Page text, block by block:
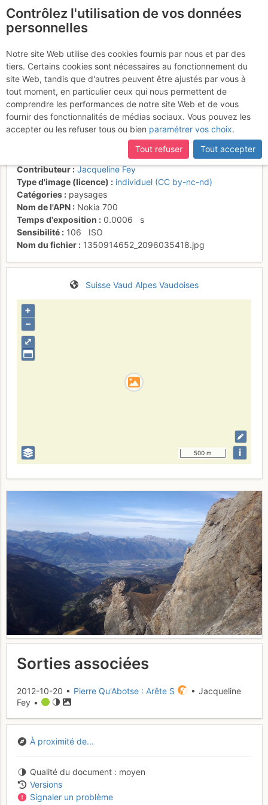
Vue sur l'arête W de
Pierre qu'Abotse et la
plaine
20 oct. 2012 13:09
Contributeur
Jacqueline Fey
Type d'image (licence)
individuel (CC by-nc-nd)
Catégories
paysages
Nom de l'APN
Nokia 700
Temps d'exposition
0.0006
s
Sensibilité
106
ISO
Nom du fichier
1350914652_2096035418.jpg
Suisse Vaud Alpes Vaudoises
⤢
+
–
500 m i
Sorties associées
2012-10-20 • Pierre Qu'Abotse : Arête S
• Jacqueline
Fey •
À proximité de...
Qualité du document
moyen
Versions
Signaler un problème
Contrôlez l'utilisation de vos données
personnelles
Notre site Web utilise des cookies fournis par nous et par des
tiers. Certains cookies sont nécessaires au fonctionnement du
site Web, tandis que d'autres peuvent être ajustés par vous à
tout moment, en particulier ceux qui nous permettent de
comprendre les performances de notre site Web et de vous
fournir des fonctionnalités de médias sociaux. Vous pouvez les
accepter ou les refuser tous ou bien paramétrer vos choix.
Tout refuser
Tout accepter